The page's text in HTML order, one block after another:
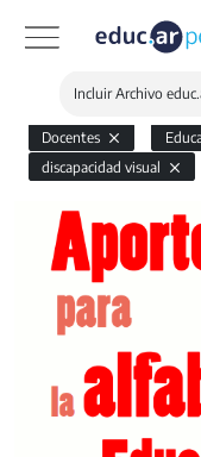
Incluir Archivo
Docentes
discapacidad visual